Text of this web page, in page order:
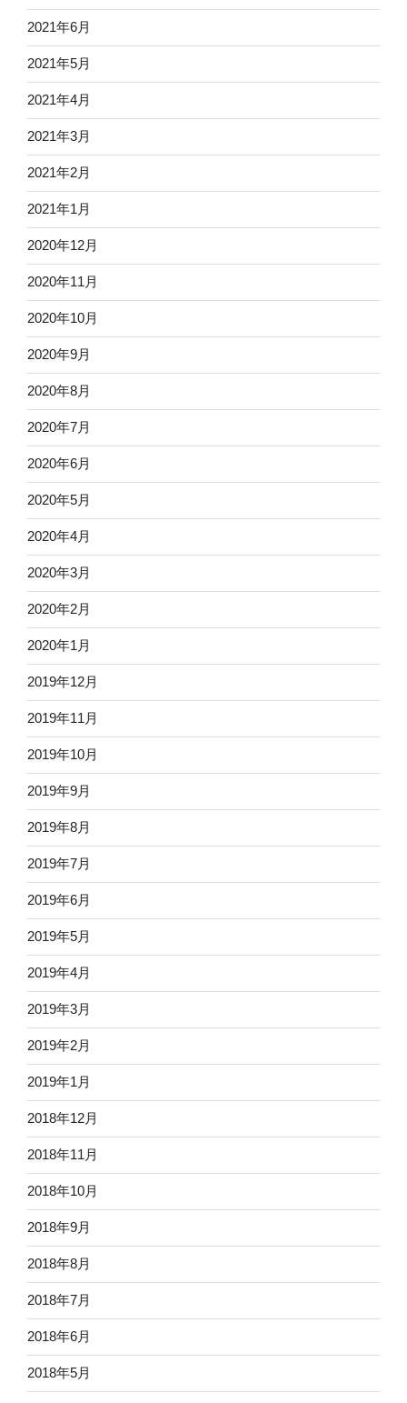
2021年6月
2021年5月
2021年4月
2021年3月
2021年2月
2021年1月
2020年12月
2020年11月
2020年10月
2020年9月
2020年8月
2020年7月
2020年6月
2020年5月
2020年4月
2020年3月
2020年2月
2020年1月
2019年12月
2019年11月
2019年10月
2019年9月
2019年8月
2019年7月
2019年6月
2019年5月
2019年4月
2019年3月
2019年2月
2019年1月
2018年12月
2018年11月
2018年10月
2018年9月
2018年8月
2018年7月
2018年6月
2018年5月